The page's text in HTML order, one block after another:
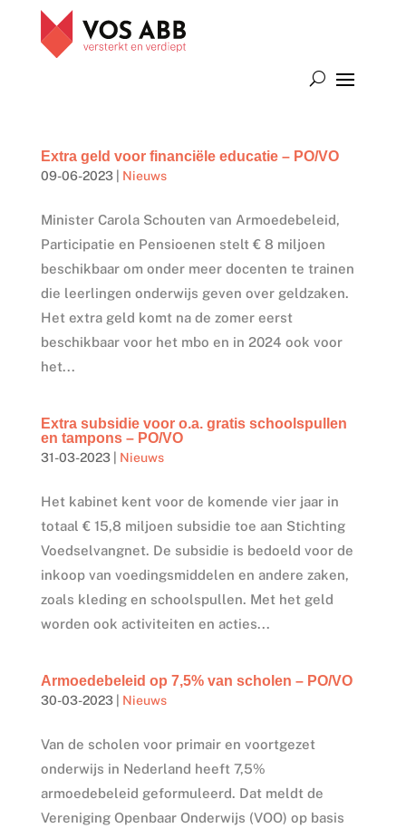
Extra geld voor financiële educatie – PO/VO
09-06-2023| Nieuws
Minister Carola Schouten van Armoedebeleid,
Participatie en Pensioenen stelt € 8 miljoen
beschikbaar om onder meer docenten te trainen
die leerlingen onderwijs geven over geldzaken.
Het extra geld komt na de zomer eerst
beschikbaar voor het mbo en in 2024 ook voor
het...
Extra subsidie voor o.a. gratis schoolspullen
en tampons – PO/VO
31-03-2023| Nieuws
Het kabinet kent voor de komende vier jaar in
totaal € 15,8 miljoen subsidie toe aan Stichting
Voedselvangnet. De subsidie is bedoeld voor de
inkoop van voedingsmiddelen en andere zaken,
zoals kleding en schoolspullen. Met het geld
worden ook activiteiten en acties...
Armoedebeleid op 7,5% van scholen – PO/VO
30-03-2023| Nieuws
Van de scholen voor primair en voortgezet
onderwijs in Nederland heeft 7,5%
armoedebeleid geformuleerd. Dat meldt de
Vereniging Openbaar Onderwijs (VOO) op basis